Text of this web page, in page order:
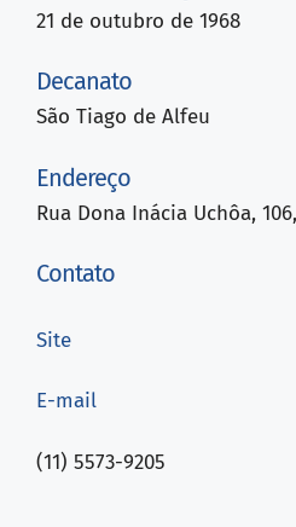
21 de outubro de 1968
Decanato
São Tiago de Alfeu
Endereço
Rua Dona Inácia Uchôa,
Contato
Site
E-mail
(11) 5573-9205